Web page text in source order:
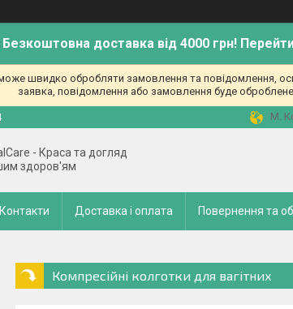
Безкоштовна доставка від 4000 грн!
швидко обробляти замовлення та повідомлення,
заявка, повідомлення або замовлення буде
М.
- Краса та догляд
здоров'ям
Контакти Доставка і оплата Повернення та
Компресійні колготки для вагітних